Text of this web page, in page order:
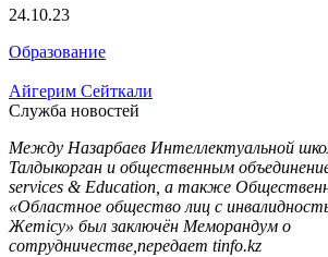
24.10.23
Образование
Айгерим Сейткали
Служба новостей
Между Назарбаев Интеллектуальной
Талдыкорган и общественным
services & Education, а также
«Областное общество лиц с
Жетісу» был заключён Меморандум о
сотрудничестве,передает tinfo.kz